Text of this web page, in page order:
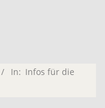
In: Infos für die